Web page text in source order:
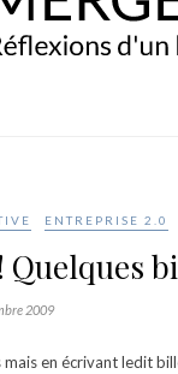
ENTREPRISE 2.0
Quelques
2009
en écrivant ledit